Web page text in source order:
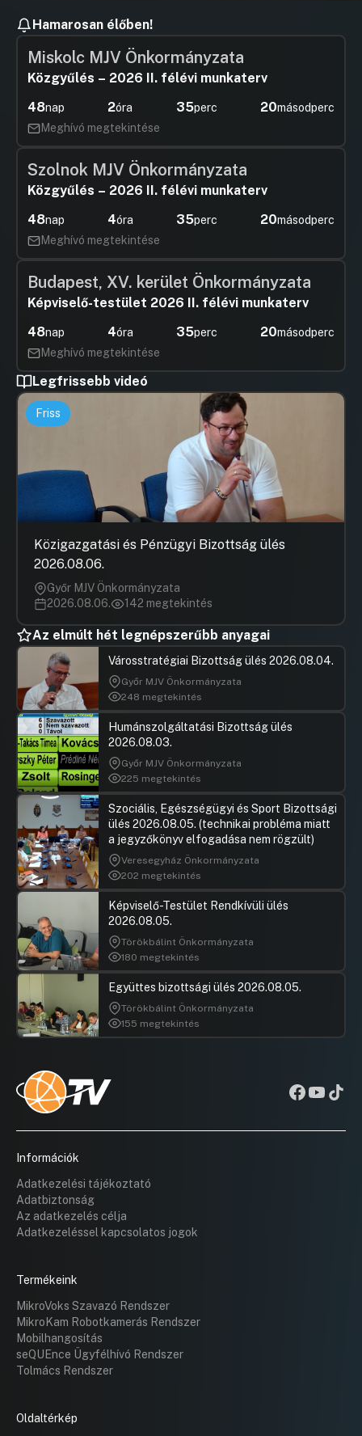
Hamarosan élőben!
Miskolc MJV Önkormányzata
Közgyűlés – 2026 II. félévi munkaterv
48nap 2óra 35perc 20másodperc
Meghívó megtekintése
Szolnok MJV Önkormányzata
Közgyűlés – 2026 II. félévi munkaterv
48nap 4óra 35perc 20másodperc
Meghívó megtekintése
Budapest, XV. kerület Önkormányzata
Képviselő-testület 2026 II. félévi munkaterv
48nap 4óra 35perc 20másodperc
Meghívó megtekintése
Legfrissebb videó
Friss
Közigazgatási és Pénzügyi Bizottság ülés
2026.08.06.
Győr MJV Önkormányzata
2026.08.06.
142 megtekintés
Az elmúlt hét legnépszerűbb anyagai
Városstratégiai Bizottság ülés 2026.08.04.
Győr MJV Önkormányzata
248 megtekintés
Humánszolgáltatási Bizottság ülés
2026.08.03.
Győr MJV Önkormányzata
225 megtekintés
Szociális, Egészségügyi és Sport Bizottsági
ülés 2026.08.05. (technikai probléma miatt
a jegyzőkönyv elfogadása nem rögzült)
Veresegyház Önkormányzata
202 megtekintés
Képviselő-Testület Rendkívüli ülés
2026.08.05.
Törökbálint Önkormányzata
180 megtekintés
Együttes bizottsági ülés 2026.08.05.
Törökbálint Önkormányzata
155 megtekintés
Információk
Adatkezelési tájékoztató
Adatbiztonság
Az adatkezelés célja
Adatkezeléssel kapcsolatos jogok
Termékeink
MikroVoks Szavazó Rendszer
MikroKam Robotkamerás Rendszer
Mobilhangosítás
seQUEnce Ügyfélhívó Rendszer
Tolmács Rendszer
Oldaltérkép